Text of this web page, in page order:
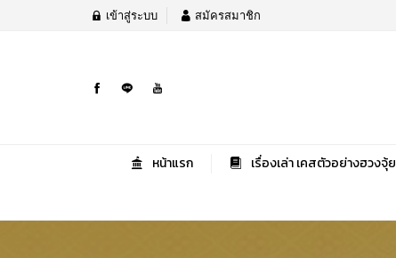
เข้าสู่ระบบ สมัครสมาชิก
หน้าแรก เรื่องเล่า เคสตัวอย่างฮวงจุ้ย